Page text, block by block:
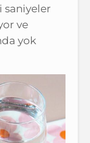
saniyeler
ve
yok